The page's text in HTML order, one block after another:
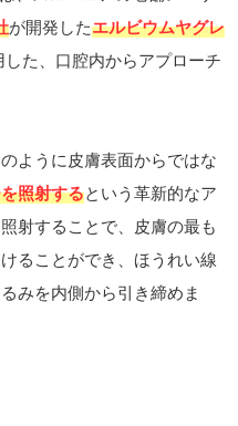
が開発したエルビウムヤグレ
した、口腔内からアプローチ
ように皮膚表面からではな
照射するという革新的なア
射することで、皮膚の最も
ることができ、ほうれい線
みを内側から引き締めま